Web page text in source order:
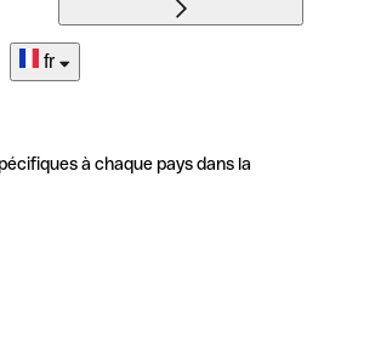
fr
à chaque pays dans la